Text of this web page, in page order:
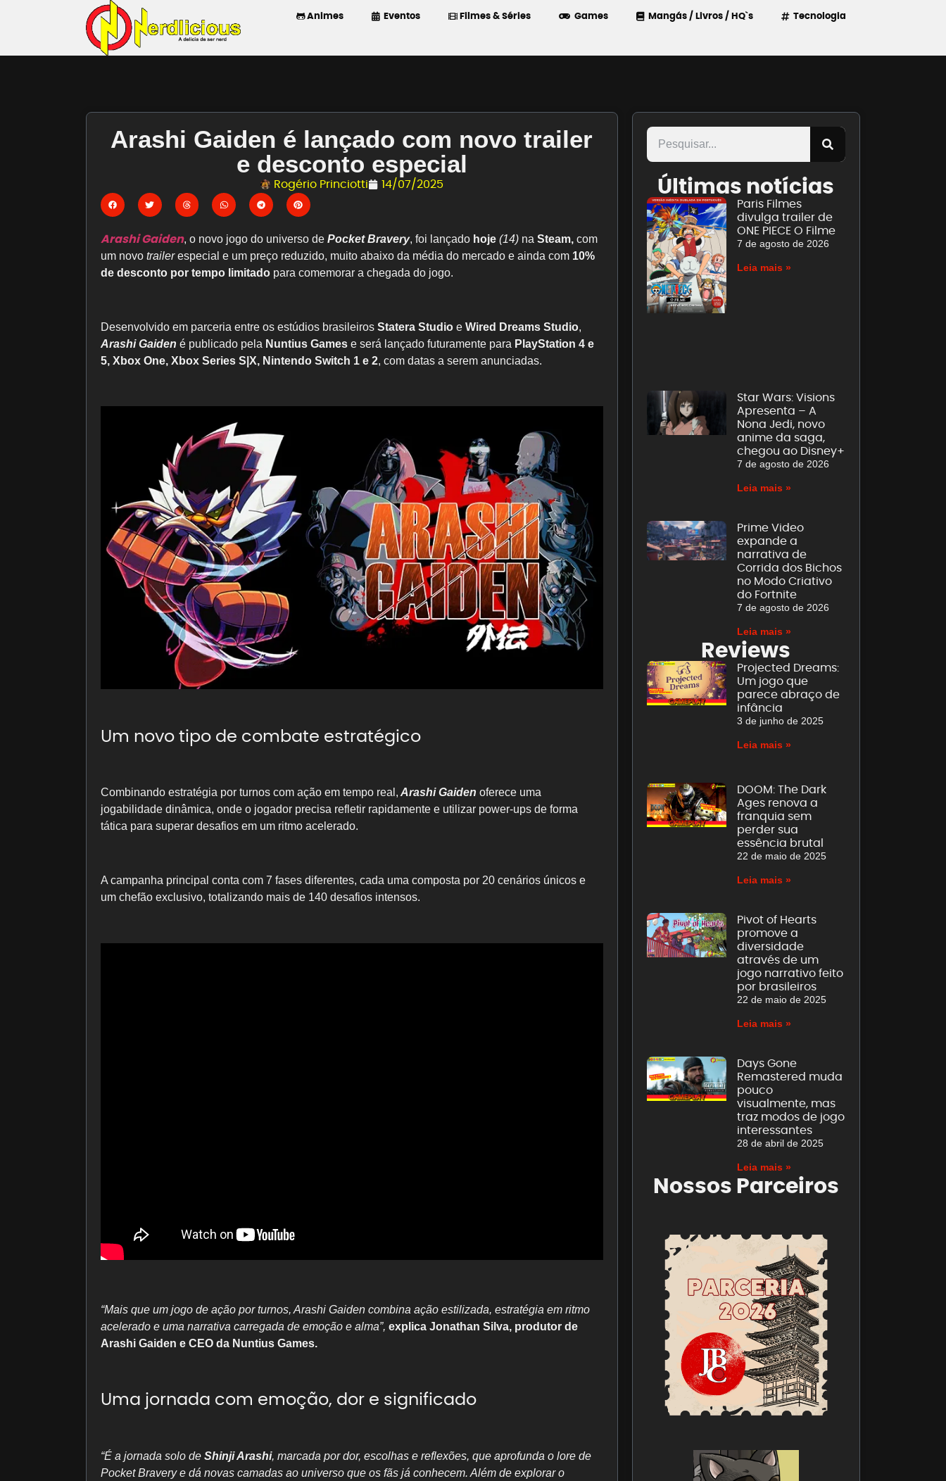
Animes Eventos Filmes & Séries Games Mangás / Livros / HQ`s Tecnologia
Arashi Gaiden é lançado com novo trailer
e desconto especial
Rogério Princiotti 14/07/2025
Arashi Gaiden, o novo jogo do universo de Pocket Bravery, foi lançado hoje (14) na Steam, com
um novo trailerespecial e um preço reduzido, muito abaixo da média do mercado e ainda com 10%
de desconto por tempo limitado para comemorar a chegada do jogo.
Desenvolvido em parceria entre os estúdios brasileiros Statera Studio e Wired Dreams Studio,
Arashi Gaiden é publicado pela Nuntius Games e será lançado futuramente para PlayStation 4 e
5, Xbox One, Xbox Series S|X, Nintendo Switch 1 e 2, com datas a serem anunciadas.
Um novo tipo de combate estratégico
Combinando estratégia por turnos com ação em tempo real, Arashi Gaiden oferece uma
jogabilidade dinâmica, onde o jogador precisa refletir rapidamente e utilizar power-ups de forma
tática para superar desafios em um ritmo acelerado.
A campanha principal conta com 7 fases diferentes, cada uma composta por 20 cenários únicos e
um chefão exclusivo, totalizando mais de 140 desafios intensos.
“Mais que um jogo de ação por turnos, Arashi Gaiden combina ação estilizada, estratégia em ritmo
acelerado e uma narrativa carregada de emoção e alma”, explica Jonathan Silva, produtor de
Arashi Gaiden e CEO da Nuntius Games.
Uma jornada com emoção, dor e significado
“É a jornada solo de Shinji Arashi, marcada por dor, escolhas e reflexões, que aprofunda o lore de
Pocket Bravery e dá novas camadas ao universo que os fãs já conhecem. Além de explorar o
Últimas notícias
Paris Filmes
divulga trailer de
ONE PIECE O Filme
7 de agosto de 2026
Leia mais »
Star Wars: Visions
Apresenta – A
Nona Jedi, novo
anime da saga,
chegou ao Disney+
7 de agosto de 2026
Leia mais »
Prime Video
expande a
narrativa de
Corrida dos Bichos
no Modo Criativo
do Fortnite
7 de agosto de 2026
Leia mais »
Reviews
Projected Dreams:
Um jogo que
parece abraço de
infância
3 de junho de 2025
Leia mais »
DOOM: The Dark
Ages renova a
franquia sem
perder sua
essência brutal
22 de maio de 2025
Leia mais »
Pivot of Hearts
promove a
diversidade
através de um
jogo narrativo feito
por brasileiros
22 de maio de 2025
Leia mais »
Days Gone
Remastered muda
pouco
visualmente, mas
traz modos de jogo
interessantes
28 de abril de 2025
Leia mais »
Nossos Parceiros